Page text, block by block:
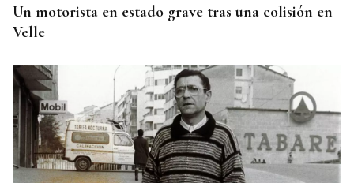
Un motorista en estado grave tras una colisión en
Velle